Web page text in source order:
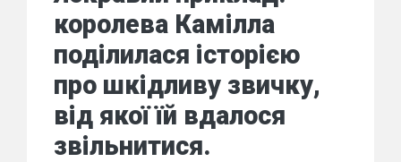
королева Камілла
поділилася історією
про шкідливу звичку,
від якої їй вдалося
звільнитися.